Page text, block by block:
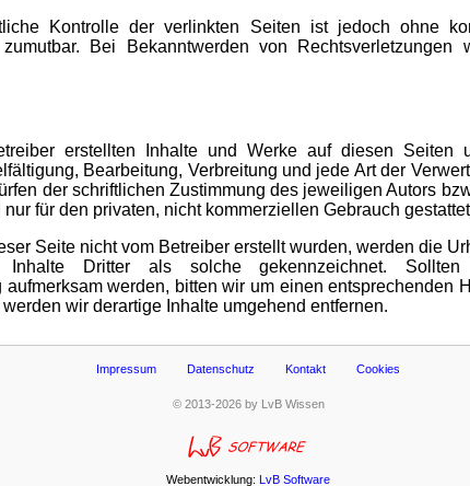
Kontrolle der verlinkten Seiten ist jedoch ohne
Bei Bekanntwerden von
erstellten Inhalte und Werke auf diesen Seiten
Bearbeitung, Verbreitung und jede Art der
der schriftlichen Zustimmung des jeweiligen Autors
für den privaten, nicht kommerziellen Gebrauch
Seite nicht vom Betreiber erstellt wurden, werden die
Inhalte Dritter als solche gekennzeichnet.
aufmerksam werden, bitten wir um einen entsprechenden
wir derartige Inhalte umgehend entfernen.
Impressum Datenschutz Kontakt Cookies
© 2013-2026 by LvB Wissen
Webentwicklung: LvB Software